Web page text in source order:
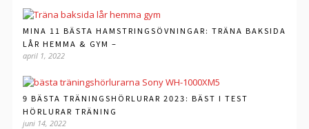
MINA 11 BÄSTA HAMSTRINGSÖVNINGAR: TRÄNA BAKSIDA
LÅR HEMMA & GYM –
april 1, 2022
9 BÄSTA TRÄNINGSHÖRLURAR 2023: BÄST I TEST
HÖRLURAR TRÄNING
juni 14, 2022